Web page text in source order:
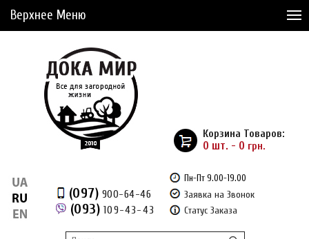
Верхнее Меню
Доставка и Оплата
Рассрочка
Доставка из Америки
Отложенные товары (0)
(097) 900-64-46
(093) 109-43-43
Пн-Пт 9.00-19.00
Заявка на Звонок
Статус Заказа
Корзина Товаров:
0 шт. - 0 грн.